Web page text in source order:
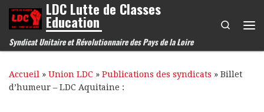
Passer au contenu
LDC Lutte de Classes
Education
Syndicat Unitaire et Révolutionnaire des Pays de la Loire
Search
Accueil » Union LDC » Publications des syndicats » Billet
d’humeur – LDC Aquitaine :